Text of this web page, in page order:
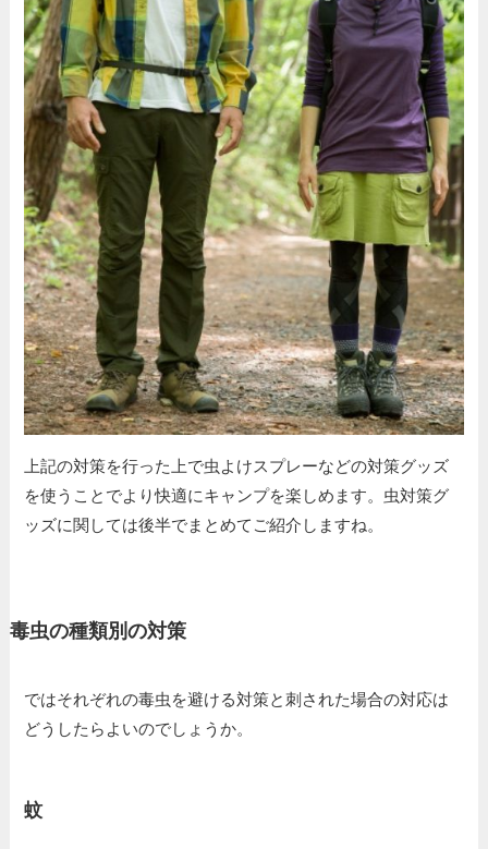
上記の対策を行った上で虫よけスプレーなどの対策グッズ
を使うことでより快適にキャンプを楽しめます。虫対策グ
ッズに関しては後半でまとめてご紹介しますね。
毒虫の種類別の対策
ではそれぞれの毒虫を避ける対策と刺された場合の対応は
どうしたらよいのでしょうか。
蚊